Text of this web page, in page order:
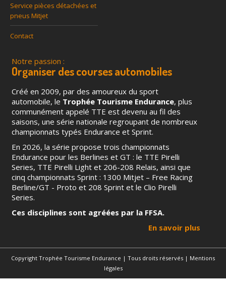
Service pièces détachées et
pneus Mitjet
Contact
Notre passion :
Organiser des courses automobiles
Créé en 2009, par des amoureux du sport
automobile, le Trophée Tourisme Endurance, plus
communément appelé TTE est devenu au fil des
saisons, une série nationale regroupant de nombreux
championnats typés Endurance et Sprint.
En 2026, la série propose trois championnats
Endurance pour les Berlines et GT : le TTE Pirelli
Series, TTE Pirelli Light et 206-208 Relais, ainsi que
cinq championnats Sprint : 1300 Mitjet – Free Racing
Berline/GT - Proto et 208 Sprint et le Clio Pirelli
Series.
Ces disciplines sont agréées par la FFSA.
En savoir plus
Copyright Trophée Tourisme Endurance | Tous droits réservés | Mentions
légales